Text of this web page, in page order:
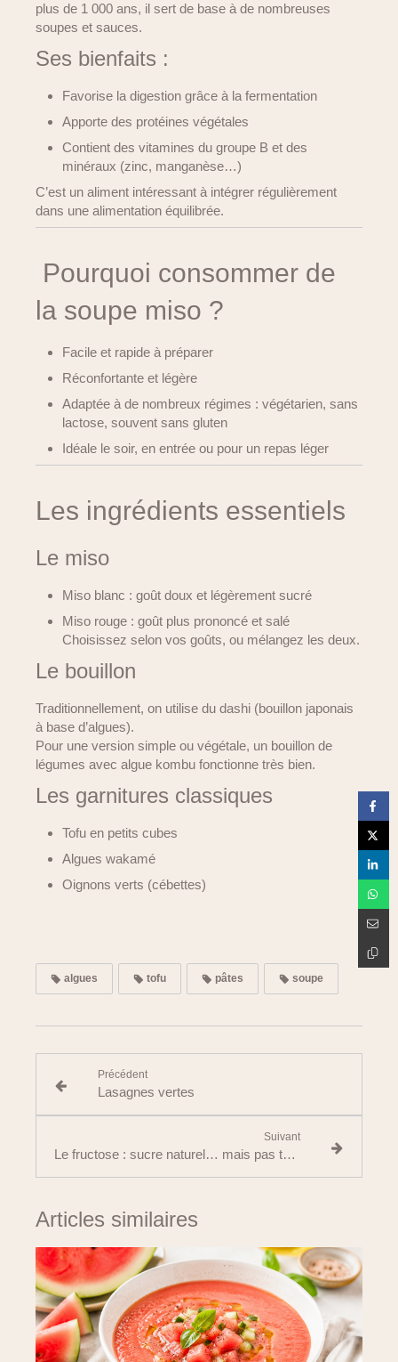
plus de 1 000 ans, il sert de base à de nombreuses
soupes et sauces.
Ses bienfaits :
Favorise la digestion grâce à la fermentation
Apporte des protéines végétales
Contient des vitamines du groupe B et des
minéraux (zinc, manganèse…)
C’est un aliment intéressant à intégrer régulièrement
dans une alimentation équilibrée.
Pourquoi consommer de
la soupe miso ?
Facile et rapide à préparer
Réconfortante et légère
Adaptée à de nombreux régimes : végétarien, sans
lactose, souvent sans gluten
Idéale le soir, en entrée ou pour un repas léger
Les ingrédients essentiels
Le miso
Miso blanc : goût doux et légèrement sucré
Miso rouge : goût plus prononcé et salé
Choisissez selon vos goûts, ou mélangez les deux.
Le bouillon
Traditionnellement, on utilise du dashi (bouillon japonais
à base d’algues).
Pour une version simple ou végétale, un bouillon de
légumes avec algue kombu fonctionne très bien.
Les garnitures classiques
Tofu en petits cubes
Algues wakamé
Oignons verts (cébettes)
algues tofu pâtes soupe
Précédent
Lasagnes vertes
Suivant
Le fructose : sucre naturel… mais pas toujours sans conséquence
Articles similaires